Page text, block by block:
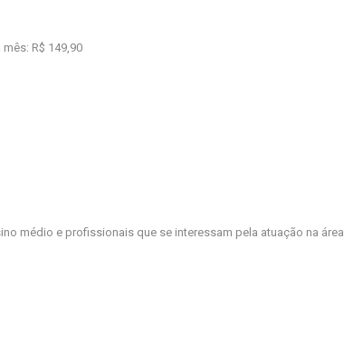
R$ 149,90
médio e profissionais que se interessam pela atuação na área